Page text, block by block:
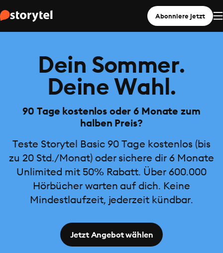
Abonniere jetzt
Dein Sommer.
Deine Wahl.
90 Tage kostenlos oder 6 Monate zum
halben Preis?
Teste Storytel Basic 90 Tage kostenlos (bis
zu 20 Std./Monat) oder sichere dir 6 Monate
Unlimited mit 50% Rabatt. Über 600.000
Hörbücher warten auf dich. Keine
Mindestlaufzeit, jederzeit kündbar.
Jetzt Angebot wählen